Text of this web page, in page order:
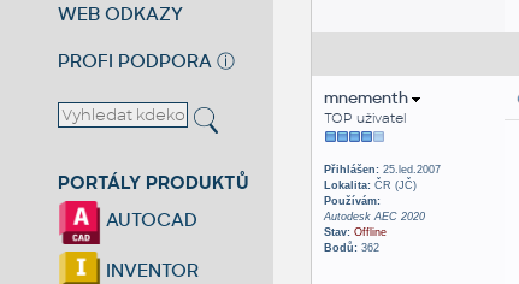
WEB ODKAZY
PROFI PODPORA ⓘ
PORTÁLY PRODUKTŮ
AUTOCAD
INVENTOR
mnementh
TOP uživatel
Přihlášen:25.led.2007
Lokalita:ČR (JČ)
Používám:
Autodesk AEC 2020
Stav: Offline
Bodů:362